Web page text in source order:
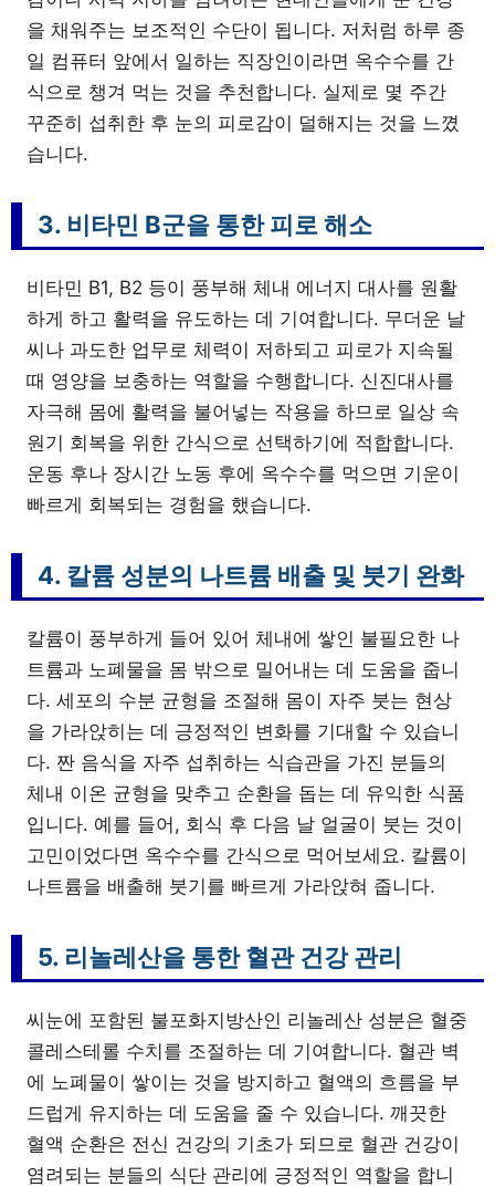
을 채워주는 보조적인 수단이 됩니다. 저처럼 하루 종
일 컴퓨터 앞에서 일하는 직장인이라면 옥수수를 간
식으로 챙겨 먹는 것을 추천합니다. 실제로 몇 주간
꾸준히 섭취한 후 눈의 피로감이 덜해지는 것을 느꼈
습니다.
3. 비타민 B군을 통한 피로 해소
비타민 B1, B2 등이 풍부해 체내 에너지 대사를 원활
하게 하고 활력을 유도하는 데 기여합니다. 무더운 날
씨나 과도한 업무로 체력이 저하되고 피로가 지속될
때 영양을 보충하는 역할을 수행합니다. 신진대사를
자극해 몸에 활력을 불어넣는 작용을 하므로 일상 속
원기 회복을 위한 간식으로 선택하기에 적합합니다.
운동 후나 장시간 노동 후에 옥수수를 먹으면 기운이
빠르게 회복되는 경험을 했습니다.
4. 칼륨 성분의 나트륨 배출 및 붓기 완화
칼륨이 풍부하게 들어 있어 체내에 쌓인 불필요한 나
트륨과 노폐물을 몸 밖으로 밀어내는 데 도움을 줍니
다. 세포의 수분 균형을 조절해 몸이 자주 붓는 현상
을 가라앉히는 데 긍정적인 변화를 기대할 수 있습니
다. 짠 음식을 자주 섭취하는 식습관을 가진 분들의
체내 이온 균형을 맞추고 순환을 돕는 데 유익한 식품
입니다. 예를 들어, 회식 후 다음 날 얼굴이 붓는 것이
고민이었다면 옥수수를 간식으로 먹어보세요. 칼륨이
나트륨을 배출해 붓기를 빠르게 가라앉혀 줍니다.
5. 리놀레산을 통한 혈관 건강 관리
씨눈에 포함된 불포화지방산인 리놀레산 성분은 혈중
콜레스테롤 수치를 조절하는 데 기여합니다. 혈관 벽
에 노폐물이 쌓이는 것을 방지하고 혈액의 흐름을 부
드럽게 유지하는 데 도움을 줄 수 있습니다. 깨끗한
혈액 순환은 전신 건강의 기초가 되므로 혈관 건강이
염려되는 분들의 식단 관리에 긍정적인 역할을 합니